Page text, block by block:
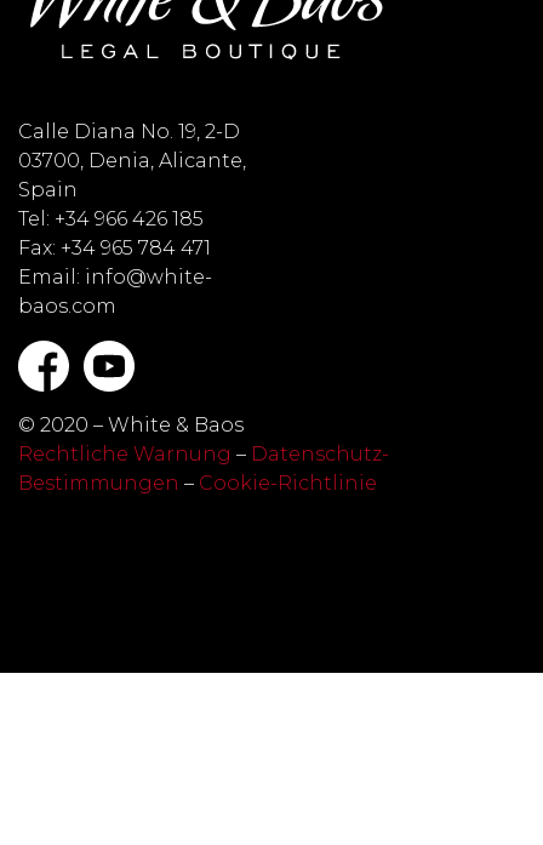
Calle Diana No. 19, 2-D
03700, Denia, Alicante,
Spain
Tel: +34 966 426 185
Fax: +34 965 784 471
Email: info@white-
baos.com
© 2020 – White & Baos
Rechtliche Warnung – Datenschutz-
Bestimmungen – Cookie-Richtlinie